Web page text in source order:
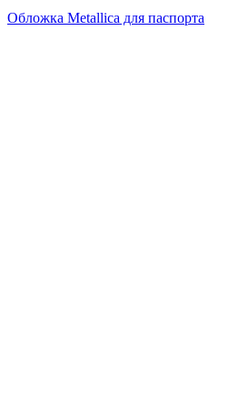
Обложка Metallica для паспорта